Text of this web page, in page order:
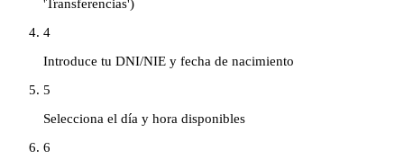
'Transferencias')
4
Introduce tu DNI/NIE y fecha de nacimiento
5
Selecciona el día y hora disponibles
6